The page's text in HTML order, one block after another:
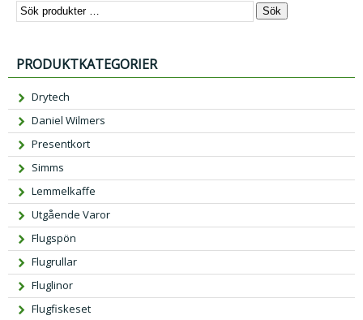
Sök
PRODUKTKATEGORIER
Drytech
Daniel Wilmers
Presentkort
Simms
Lemmelkaffe
Utgående Varor
Flugspön
Flugrullar
Fluglinor
Flugfiskeset